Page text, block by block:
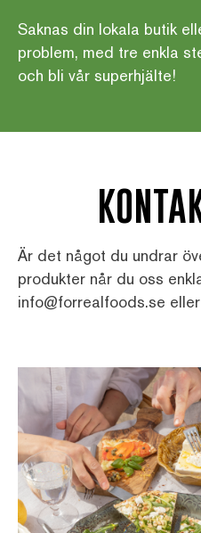
Saknas din lokala butik
problem, med tre enkla
och bli vår superhjälte!
Är det något du undrar
produkter når du oss
info@forrealfoods.se eller